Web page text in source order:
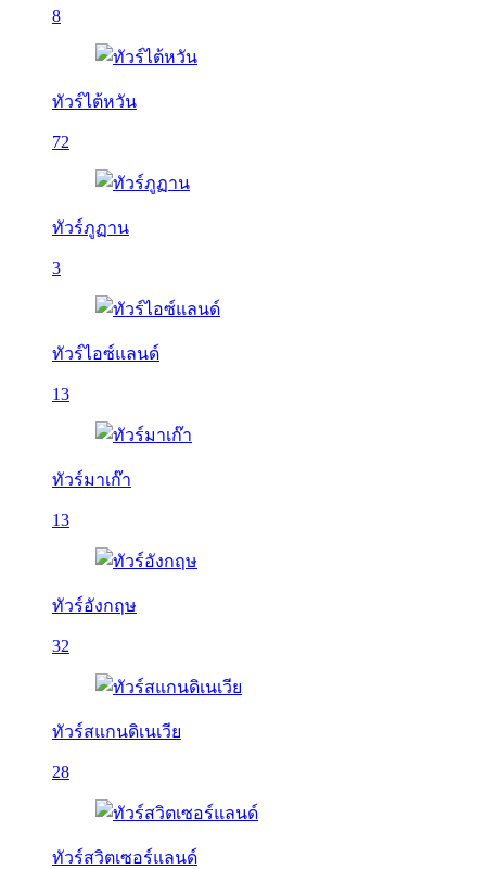
8
ทัวร์ไต้หวัน
72
ทัวร์ภูฏาน
3
ทัวร์ไอซ์แลนด์
13
ทัวร์มาเก๊า
13
ทัวร์อังกฤษ
32
ทัวร์สแกนดิเนเวีย
28
ทัวร์สวิตเซอร์แลนด์